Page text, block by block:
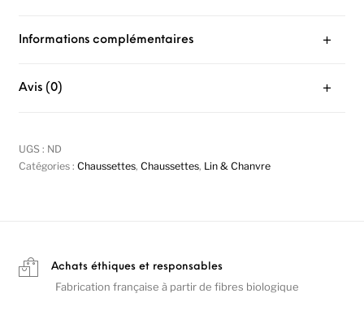
Informations complémentaires
Avis (0)
UGS : ND
Catégories : Chaussettes, Chaussettes, Lin & Chanvre
Achats éthiques et responsables
Fabrication française à partir de fibres biologique